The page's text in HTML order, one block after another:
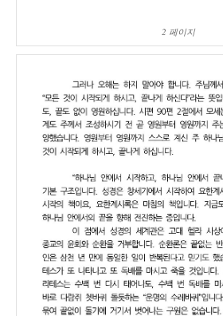
2 페이지